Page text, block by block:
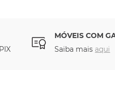
MÓVEIS COM
Saiba mais aqui